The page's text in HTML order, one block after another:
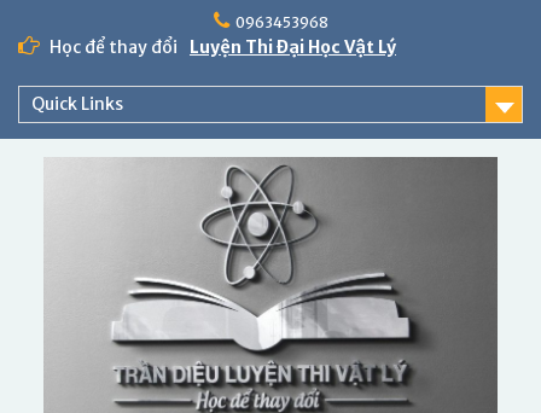
content
0963453968
Học để thay đổi Luyện Thi Đại Học Vật Lý
Quick Links